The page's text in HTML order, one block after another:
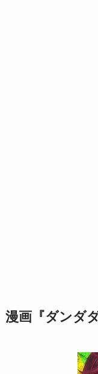
漫画『ダンダ